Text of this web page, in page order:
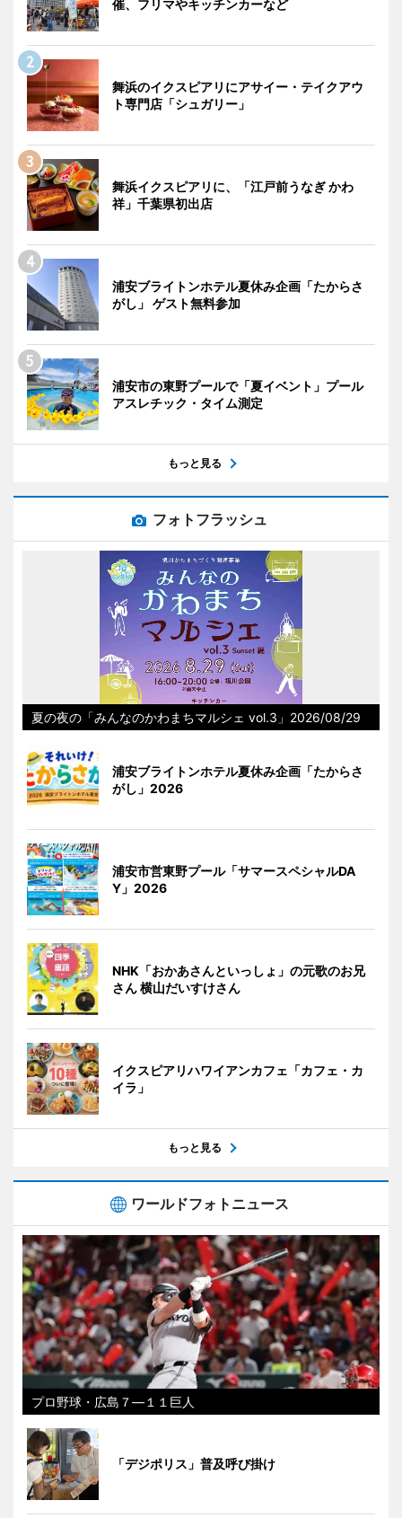
催、フリマやキッチンカーなど
舞浜のイクスピアリにアサイー・テイクアウ
ト専門店「シュガリー」
舞浜イクスピアリに、「江戸前うなぎ かわ
祥」千葉県初出店
浦安ブライトンホテル夏休み企画「たからさ
がし」 ゲスト無料参加
浦安市の東野プールで「夏イベント」プール
アスレチック・タイム測定
もっと見る
フォトフラッシュ
夏の夜の「みんなのかわまちマルシェ vol.3」2026/08/29
浦安ブライトンホテル夏休み企画「たからさ
がし」2026
浦安市営東野プール「サマースペシャルDA
Y」2026
NHK「おかあさんといっしょ」の元歌のお兄
さん 横山だいすけさん
イクスピアリハワイアンカフェ「カフェ・カ
イラ」
もっと見る
ワールドフォトニュース
プロ野球・広島７―１１巨人
「デジポリス」普及呼び掛け